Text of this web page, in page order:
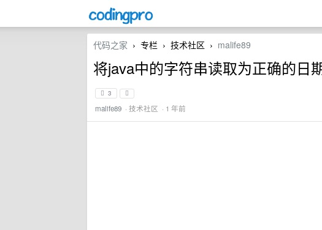
代码之家 › 专栏 › 技术社区 › malife89
将java中的字符串读取为正确的日
3
malife89 · 技术社区 · 1 年前